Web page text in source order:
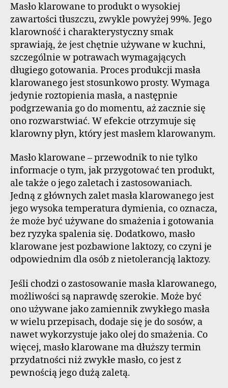
Masło klarowane to produkt o wysokiej
zawartości tłuszczu, zwykle powyżej 99%. Jego
klarowność i charakterystyczny smak
sprawiają, że jest chętnie używane w kuchni,
szczególnie w potrawach wymagających
długiego gotowania. Proces produkcji masła
klarowanego jest stosunkowo prosty. Wymaga
jedynie roztopienia masła, a następnie
podgrzewania go do momentu, aż zacznie się
ono rozwarstwiać. W efekcie otrzymuje się
klarowny płyn, który jest masłem klarowanym.
Masło klarowane – przewodnik to nie tylko
informacje o tym, jak przygotować ten produkt,
ale także o jego zaletach i zastosowaniach.
Jedną z głównych zalet masła klarowanego jest
jego wysoka temperatura dymienia, co oznacza,
że może być używane do smażenia i gotowania
bez ryzyka spalenia się. Dodatkowo, masło
klarowane jest pozbawione laktozy, co czyni je
odpowiednim dla osób z nietolerancją laktozy.
Jeśli chodzi o zastosowanie masła klarowanego,
możliwości są naprawdę szerokie. Może być
ono używane jako zamiennik zwykłego masła
w wielu przepisach, dodaje się je do sosów, a
nawet wykorzystuje jako olej do smażenia. Co
więcej, masło klarowane ma dłuższy termin
przydatności niż zwykłe masło, co jest z
pewnością jego dużą zaletą.